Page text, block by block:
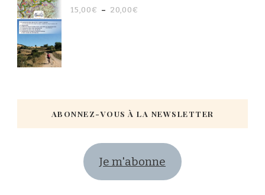
15,00€ – 20,00€
ABONNEZ-VOUS À LA NEWSLETTER
Je m'abonne